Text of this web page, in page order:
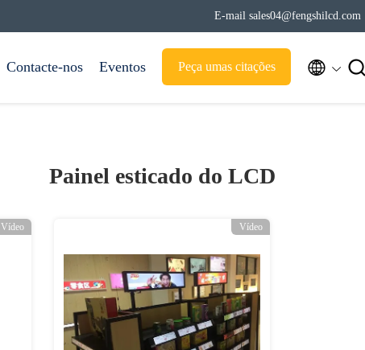
E-mail sales04@fengshilcd.com
Contacte-nos Eventos Peça umas citações  
Painel esticado do LCD
Vídeo Vídeo